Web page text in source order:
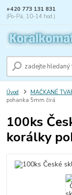
+420 773 131 831
(Po-Pá, 10-14 hod.)
Úvod MAČKANÉ
pohanka 5mm čirá
100ks
korálky